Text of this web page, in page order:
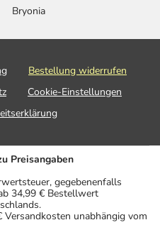
Bryonia
Bestellung widerrufen
Cookie-Einstellungen
Preisangaben
gegebenenfalls
34,99 € Bestellwert
Versandkosten unabhängig vom